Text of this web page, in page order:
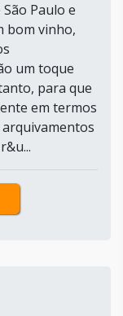
Paulo e
bom vinho,
um toque
para que
em termos